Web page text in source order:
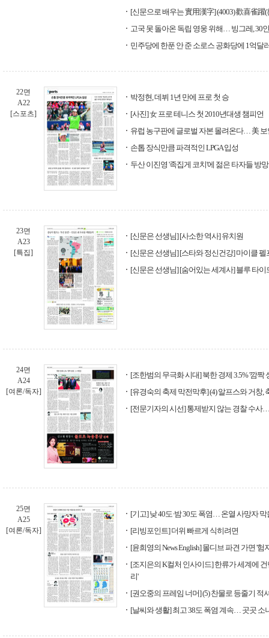
[신문으로 배우는 實用漢字] (4003) 歡喜雀躍
고국 못 돌아온 독립 영웅 위해… 빙그레, 30
민주당에 한푼 안 준 소로스 공화당에 1억달
22면
A22
[스포츠]
박정현, 데뷔 1년 만에 프로 첫 승
[사진] 女 프로 테니스 첫 2010년대생 챔피언
유럽 농구판에 글로벌 자본 몰려온다… 美
손톱 장식만큼 파격적인 LPGA 입성
두산 이진영 '족집게 코치'에 젊은 타자들 방
23면
A23
[특집]
[신문은 선생님] [사소한 역사] 유치원
[신문은 선생님] [스타와 정신건강] 마이클 펠
[신문은 선생님] [숨어있는 세계사] 블루 타이
24면
A24
[여론/독자]
[조한범의 무극화 시대] 북한 경제 3.5% '깜짝
[유경숙의 축제 막전막후] (4) 알프스와 거창,
[전문기자의 시선] 통제받지 않는 경찰 수사
25면
A25
[여론/독자]
[기고] 낮 40도·밤 30도 폭염… 온열 사망자
[리빙포인트] 더위 빠르게 식히려면
[윤희영의 News English] 몰디브 파견 가면 '험
[조지은의 K컬처 인사이드] 한류가 세계에
리'
[권오중의 프레임 너머] (5) 찬물로 등줄기 적
[날씨와 생활] 최고 38도 폭염 계속… 곳곳 소